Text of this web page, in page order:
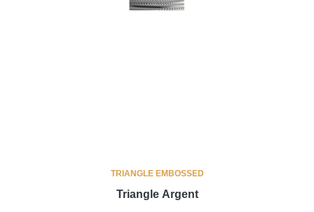
TRIANGLE EMBOSSED
Triangle Argent